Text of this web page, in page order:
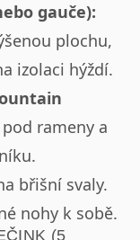
gauče):
plochu,
izolaci hýždí.
rameny a
břišní svaly.
nohy k sobě.
(5